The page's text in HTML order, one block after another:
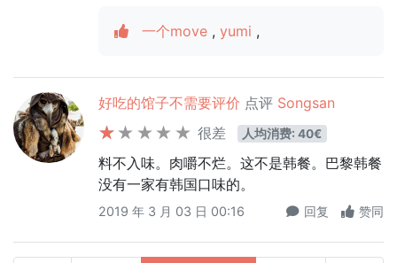
一个move , yumi ,
好吃的馆子不需要评价 点评 Songsan
很差
人均消费: 40€
料不入味。肉嚼不烂。这不是韩餐。巴黎韩餐
没有一家有韩国口味的。
2019 年 3 月 03 日 00:16 回复 赞同